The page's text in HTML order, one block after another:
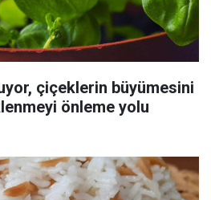
çiçeklerin büyümesini
önleme yolu